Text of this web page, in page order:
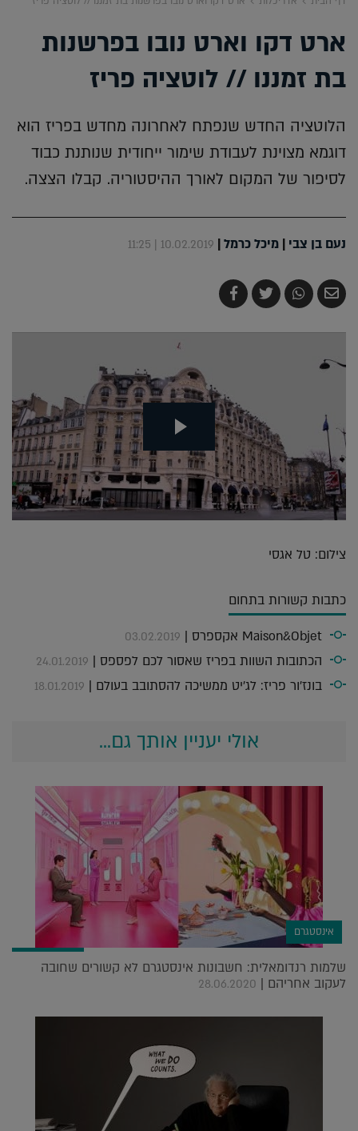
ארט דקו וארט נובו בפרשנות
בת זמננו // לוטציה פריז
הלוטציה החדש שנפתח לאחרונה מחדש בפריז הוא
דוגמא מצוינת לעבודת שימור ייחודית שנותנת כבוד
לסיפור של המקום לאורך ההיסטוריה. קבלו הצצה.
נעם בן צבי | מיכל כרמל|
10.02.2019 | 11:25
שלח
בדואר
שתף
ב-
צייץ
ב-
שתף
ב-
צילום: טל אגסי
כתבות קשורות בתחום
Maison&Objet אקספרס | 03.02.2019
הכתובות השוות בפריז שאסור לכם לפספס | 24.01.2019
בונז'ור פריז: לג'יט ממשיכה להסתובב בעולם | 18.01.2019
אולי יעניין אותך גם...
אינסטגרם
שלמות רנדומאלית: חשבונות אינסטגרם לא קשורים שחובה
לעקוב אחריהם | 28.06.2020